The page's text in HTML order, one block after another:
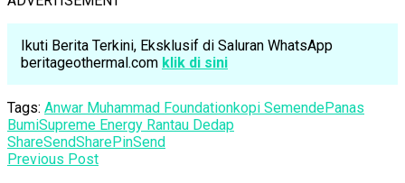
Ikuti Berita Terkini, Eksklusif di Saluran WhatsApp
beritageothermal.com klik di sini
Tags: Anwar Muhammad Foundationkopi SemendePanas
BumiSupreme Energy Rantau Dedap
ShareSendSharePinSend
Previous Post